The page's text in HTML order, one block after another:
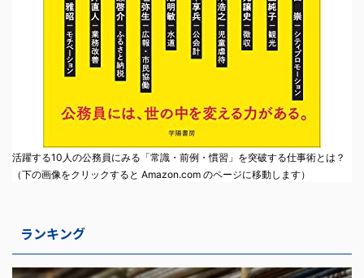
活躍する10人の公務員にみる「常識・前例・慣習」を突破する仕事術とは？
（下の画像をクリックすると Amazon.com のページに移動します）
ランキング